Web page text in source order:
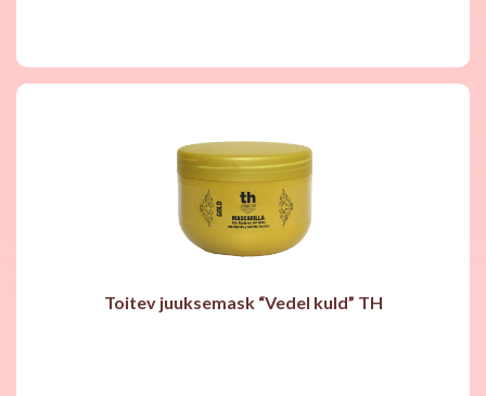
Toitev juuksemask “Vedel kuld” TH